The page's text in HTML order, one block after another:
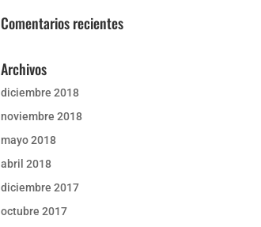
Comentarios recientes
Archivos
diciembre 2018
noviembre 2018
mayo 2018
abril 2018
diciembre 2017
octubre 2017